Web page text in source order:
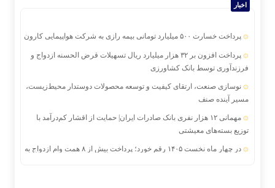
اخبار
پرداخت خسارت ۵۰۰ میلیارد تومانی بیمه رازی به شرکت هواپیمایی کارون
پرداخت افزون بر ۳۲ هزار میلیارد ریال تسهیلات قرض الحسنه ازدواج و
فرزندآوری توسط بانک کشاورزی
نوسازی صنعت، ارتقای کیفیت و توسعه محصولات دوستدار محیط‌زیست،
مسیر آینده صنف
مهمانی ۱۲ هزار نفری بانک صادرات ایران| حمایت از اقشار کم‌درآمد با
توزیع بسته‌های معیشتی
در چهار ماه نخست ۱۴۰۵ رقم خورد؛ پرداخت بیش از ۸ همت وام ازدواج به